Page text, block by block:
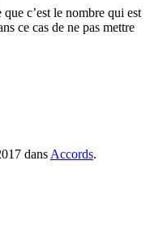
c’est le nombre qui est
ce cas de ne pas mettre
dans Accords.